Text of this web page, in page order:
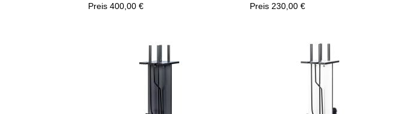
Preis 400,00 €
Preis 230,00 €